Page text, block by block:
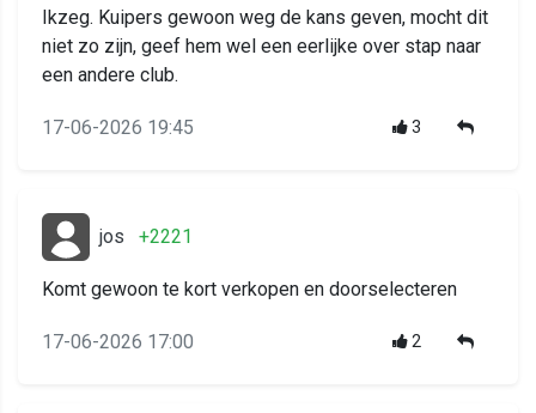
Ikzeg. Kuipers gewoon weg de kans geven, mocht dit
niet zo zijn, geef hem wel een eerlijke over stap naar
een andere club.
17-06-2026 19:45 3
jos +2221
Komt gewoon te kort verkopen en doorselecteren
17-06-2026 17:00 2